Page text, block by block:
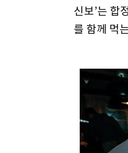
신보’는 합
를 함께 먹